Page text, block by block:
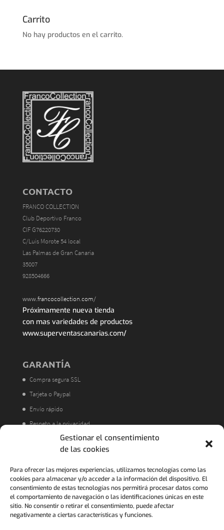
Gestionar el consentimiento
de las cookies
Para ofrecer las mejores experiencias, utilizamos tecnologías como las
cookies para almacenar y/o acceder a la información del dispositivo. El
consentimiento de estas tecnologías nos permitirá procesar datos como
el comportamiento de navegación o las identificaciones únicas en este
sitio. No consentir o retirar el consentimiento, puede afectar
negativamente a ciertas características y funciones.
Carrito
No hay productos en el carrito.
CONTACTO
FRANCO COLLECTION
Club Deportivo Franco
CIF G76220730
C/Luis Morote 54 local
Las Palmas de Gran Canaria
35007
928504666
www.francocollection.com/
Próximamente nueva tienda
con mas variedades de productos
www.superventascanarias.com/
GARANTÍA
Compra segura SSL
Tarjeta o Paypal
Envío rápido
Respeto a la privacidad
Atención al cliente
Acorde a la LOPD
Política de Devoluciones